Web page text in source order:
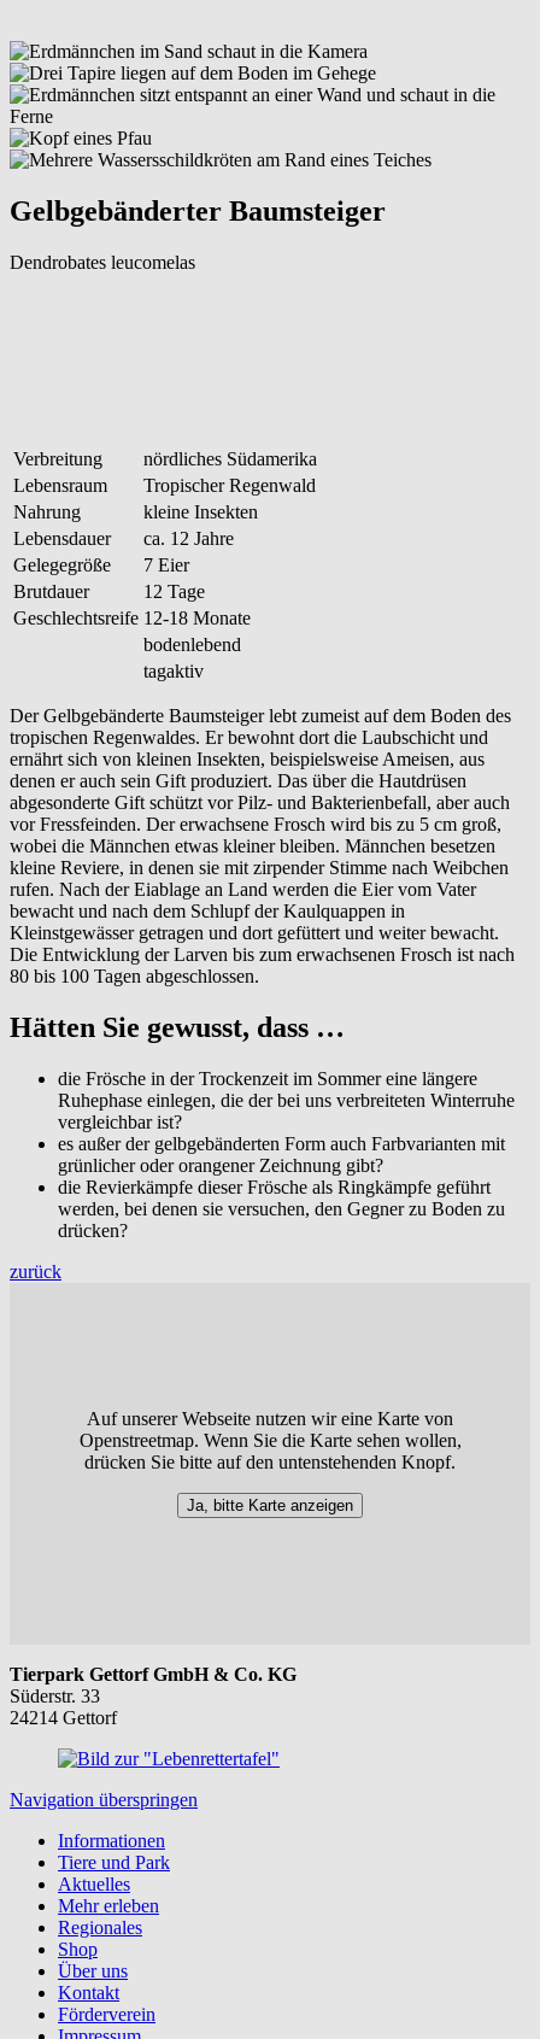
Gelbgebänderter Baumsteiger
Dendrobates leucomelas
Verbreitung
nördliches Südamerika
Lebensraum
Tropischer Regenwald
Nahrung
kleine Insekten
Lebensdauer
ca. 12 Jahre
Gelegegröße
7 Eier
Brutdauer
12 Tage
Geschlechtsreife 12-18 Monate
bodenlebend
tagaktiv
Der Gelbgebänderte Baumsteiger lebt zumeist auf dem Boden des
tropischen Regenwaldes. Er bewohnt dort die Laubschicht und
ernährt sich von kleinen Insekten, beispielsweise Ameisen, aus
denen er auch sein Gift produziert. Das über die Hautdrüsen
abgesonderte Gift schützt vor Pilz- und Bakterienbefall, aber auch
vor Fressfeinden. Der erwachsene Frosch wird bis zu 5 cm groß,
wobei die Männchen etwas kleiner bleiben. Männchen besetzen
kleine Reviere, in denen sie mit zirpender Stimme nach Weibchen
rufen. Nach der Eiablage an Land werden die Eier vom Vater
bewacht und nach dem Schlupf der Kaulquappen in
Kleinstgewässer getragen und dort gefüttert und weiter bewacht.
Die Entwicklung der Larven bis zum erwachsenen Frosch ist nach
80 bis 100 Tagen abgeschlossen.
Hätten Sie gewusst, dass …
die Frösche in der Trockenzeit im Sommer eine längere
Ruhephase einlegen, die der bei uns verbreiteten Winterruhe
vergleichbar ist?
es außer der gelbgebänderten Form auch Farbvarianten mit
grünlicher oder orangener Zeichnung gibt?
die Revierkämpfe dieser Frösche als Ringkämpfe geführt
werden, bei denen sie versuchen, den Gegner zu Boden zu
drücken?
zurück
Auf unserer Webseite nutzen wir eine Karte von
Openstreetmap. Wenn Sie die Karte sehen wollen,
drücken Sie bitte auf den untenstehenden Knopf.
Ja, bitte Karte anzeigen
Tierpark Gettorf GmbH & Co. KG
Süderstr. 33
24214 Gettorf
Navigation überspringen
Informationen
Tiere und Park
Aktuelles
Mehr erleben
Regionales
Shop
Über uns
Kontakt
Förderverein